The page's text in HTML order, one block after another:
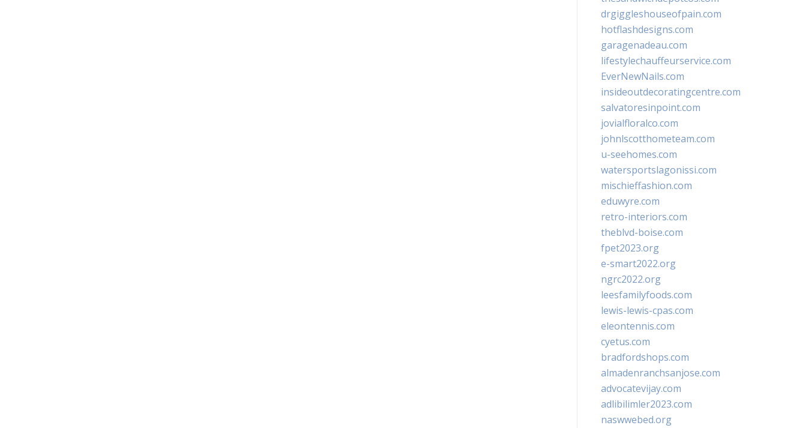
drgiggleshouseofpain.com
hotflashdesigns.com
garagenadeau.com
lifestylechauffeurservice.com
EverNewNails.com
insideoutdecoratingcentre.com
salvatoresinpoint.com
jovialfloralco.com
johnlscotthometeam.com
u-seehomes.com
watersportslagonissi.com
mischieffashion.com
eduwyre.com
retro-interiors.com
theblvd-boise.com
fpet2023.org
e-smart2022.org
ngrc2022.org
leesfamilyfoods.com
lewis-lewis-cpas.com
eleontennis.com
cyetus.com
bradfordshops.com
almadenranchsanjose.com
advocatevijay.com
adlibilimler2023.com
naswwebed.org